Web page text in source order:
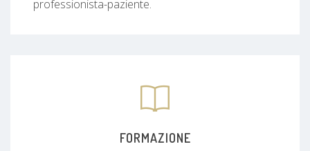
professionista-paziente.
FORMAZIONE